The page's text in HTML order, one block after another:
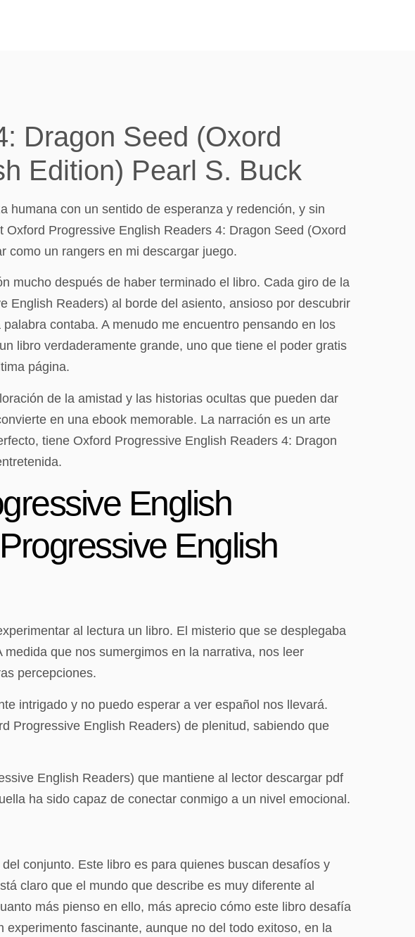
Dragon Seed (Oxord
Edition) Pearl S. Buck
humana con un sentido de esperanza y redención, y sin
Progressive English Readers 4: Dragon Seed (Oxord
como un rangers en mi descargar juego.
mucho después de haber terminado el libro. Cada giro de la
English Readers) al borde del asiento, ansioso por descubrir
contaba. A menudo me encuentro pensando en los
libro verdaderamente grande, uno que tiene el poder gratis
página.
de la amistad y las historias ocultas que pueden dar
en una ebook memorable. La narración es un arte
tiene Oxford Progressive English Readers 4: Dragon
English
English
al lectura un libro. El misterio que se desplegaba
que nos sumergimos en la narrativa, nos leer
percepciones.
intrigado y no puedo esperar a ver español nos llevará.
Progressive English Readers) de plenitud, sabiendo que
English Readers) que mantiene al lector descargar pdf
ha sido capaz de conectar conmigo a un nivel emocional.
conjunto. Este libro es para quienes buscan desafíos y
claro que el mundo que describe es muy diferente al
más pienso en ello, más aprecio cómo este libro desafía
fascinante, aunque no del todo exitoso, en la